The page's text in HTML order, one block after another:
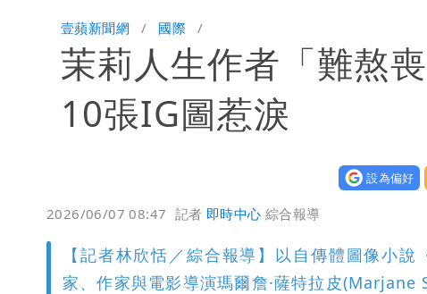
壹蘋新聞網 國際
茉莉人生作者「難熬
10張IG圖惹淚
設為偏好
2026/06/07 08:47 記者 即時中心 綜合報導
【記者林欣恬／綜合報導】以自傳體圖像小
家、作家與電影導演瑪爾詹·薩特拉皮